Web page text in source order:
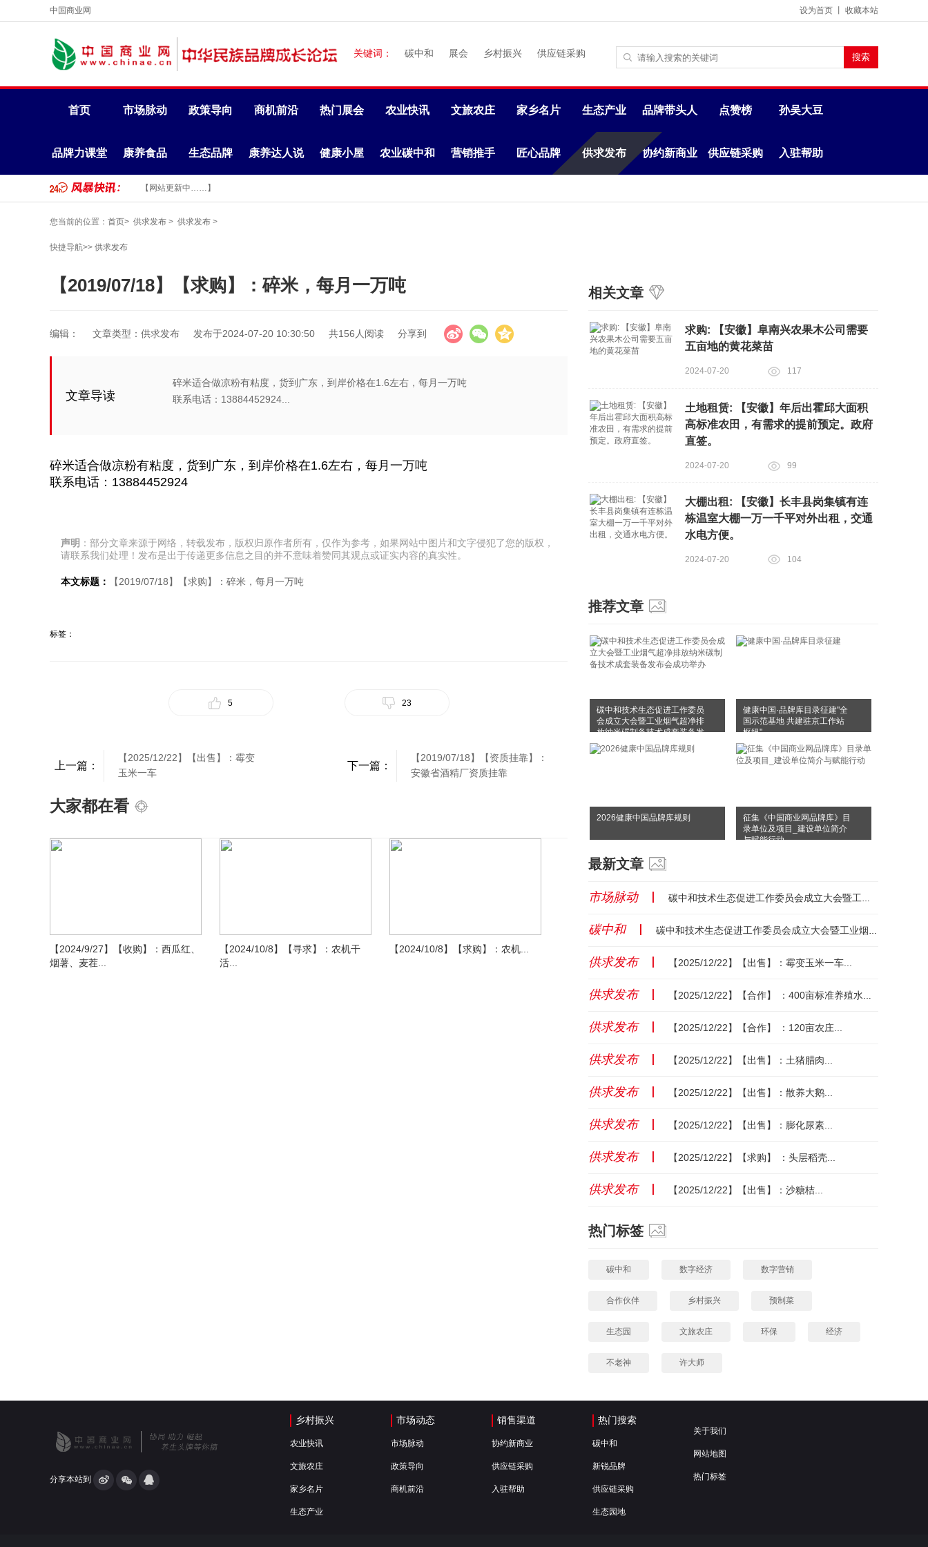
中国商业网 设为首页 收藏本站
关键词： 碳中和 展会 乡村振兴 供应链采购
首页 市场脉动 政策导向 商机前沿 热门展会 农业快讯 文旅农庄 家乡名片 生态产业 品牌带头人 点赞榜 孙吴大豆
品牌力课堂 康养食品 生态品牌 康养达人说 健康小屋 农业碳中和 营销推手 匠心品牌 供求发布 协约新商业 供应链采购 入驻帮助
【网站更新中……】
您当前的位置： 首页> 供求发布 > 供求发布 >
快捷导航>> 供求发布
【2019/07/18】【求购】：碎米，每月一万吨
编辑： 文章类型：供求发布 发布于2024-07-20 10:30:50 共156人阅读 分享到
文章导读
碎米适合做凉粉有粘度，货到广东，到岸价格在1.6左右，每月一万吨
联系电话：13884452924...
碎米适合做凉粉有粘度，货到广东，到岸价格在1.6左右，每月一万吨
联系电话：13884452924
声明 ：部分文章来源于网络，转载发布，版权归原作者所有，仅作为参考，如果网站中图片和文字侵犯了您的版权，
请联系我们处理！发布是出于传递更多信息之目的并不意味着赞同其观点或证实内容的真实性。
本文标题： 【2019/07/18】【求购】：碎米，每月一万吨
标签：
5 23
上一篇：
【2025/12/22】【出售】：霉变
玉米一车
下一篇：
【2019/07/18】【资质挂靠】：
安徽省酒精厂资质挂靠
大家都在看
【2024/9/27】【收购】：西瓜红、
烟薯、麦茬...
【2024/10/8】【寻求】：农机干
活...
【2024/10/8】【求购】：农机...
相关文章
求购: 【安徽】阜南兴农果木公司需要
五亩地的黄花菜苗
2024-07-20 117
土地租赁: 【安徽】年后出霍邱大面积
高标准农田，有需求的提前预定。政府
直签。
2024-07-20 99
大棚出租: 【安徽】长丰县岗集镇有连
栋温室大棚一万一千平对外出租，交通
水电方便。
2024-07-20 104
推荐文章
碳中和技术生态促进工作委员
会成立大会暨工业烟气超净排
放纳米碳制备技术成套装备发
布会成功举办
健康中国·品牌库目录征建"全
国示范基地 共建驻京工作站
枢纽"
2026健康中国品牌库规则
征集《中国商业网品牌库》目
录单位及项目_建设单位简介
与赋能行动
最新文章
市场脉动 碳中和技术生态促进工作委员会成立大会暨工业烟气超净排放纳米碳制备技术成套装备发布会成功举办...
碳中和 碳中和技术生态促进工作委员会成立大会暨工业烟气超净排放纳米碳制备技术成套装备发布会成功举办...
供求发布 【2025/12/22】【出售】：霉变玉米一车...
供求发布 【2025/12/22】【合作】 ：400亩标准养殖水面...
供求发布 【2025/12/22】【合作】 ：120亩农庄...
供求发布 【2025/12/22】【出售】：土猪腊肉...
供求发布 【2025/12/22】【出售】：散养大鹅...
供求发布 【2025/12/22】【出售】：膨化尿素...
供求发布 【2025/12/22】【求购】 ：头层稻壳...
供求发布 【2025/12/22】【出售】：沙糖桔...
热门标签
碳中和 数字经济 数字营销
合作伙伴 乡村振兴 预制菜
生态园 文旅农庄 环保 经济
不老神 许大师
分享本站到
乡村振兴
农业快讯
文旅农庄
家乡名片
生态产业
市场动态
市场脉动
政策导向
商机前沿
销售渠道
协约新商业
供应链采购
入驻帮助
热门搜索
碳中和
新锐品牌
供应链采购
生态园地
关于我们
网站地图
热门标签